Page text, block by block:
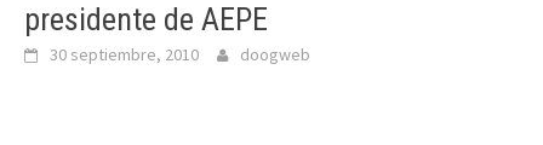
presidente de AEPE
30 septiembre, 2010 doogweb